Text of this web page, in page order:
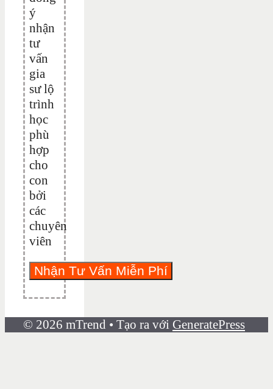
ý
nhận
tư
vấn
gia
sư lộ
trình
học
phù
hợp
cho
con
bởi
các
chuyên
viên
© 2026 mTrend • Tạo ra với GeneratePress